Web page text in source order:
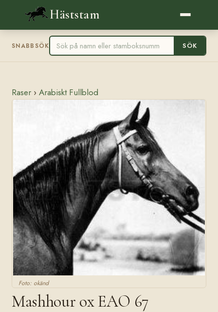
Häststam
SNABBSÖK SÖK
Raser › Arabiskt Fullblod
Foto: okänd
Mashhour ox EAO 67